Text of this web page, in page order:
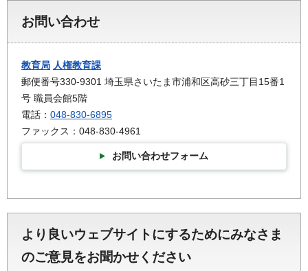
お問い合わせ
教育局 人権教育課
郵便番号330-9301 埼玉県さいたま市浦和区高砂三丁目15番1
号 職員会館5階
電話： 048-830-6895
ファックス：048-830-4961
お問い合わせフォーム
より良いウェブサイトにするためにみなさま
のご意見をお聞かせください